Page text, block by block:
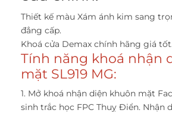
Thiết kế màu Xám ánh kim sang
đẳng cấp.
Khoá cửa Demax chính hãng giá tốt.
Tính năng khoá nhận
mặt SL919 MG:
1. Mở khoá nhận diện khuôn mặt
sinh trắc học FPC Thuỵ Điển. Nhận